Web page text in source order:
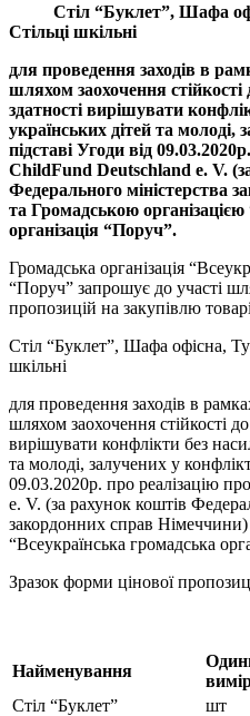
Стіл “Буклет”, Шафа
Стільці шкільні
для проведення заходів в
шляхом заохочення
здатності вирішувати
українських дітей та молоді,
підставі Угоди від
ChildFund Deutschland e. V.
Федерального міністерства
та Громадською
організація “Поруч”.
Громадська організація
“Поруч” запрошує до участі
пропозицій на закупівлю
Стіл “Буклет”, Шафа офісна,
шкільні
для проведення заходів в
шляхом заохочення стійкості
вирішувати конфлікти без
та молоді, залучених у
09.03.2020р. про реалізацію
e. V. (за рахунок коштів
закордонних справ
“Всеукраїнська громадська
Зразок форми цінової
Найменування
Стіл “Буклет”
шт